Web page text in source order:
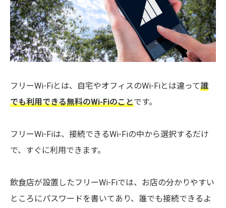
フリーWi-Fiとは、自宅やオフィスのWi-Fiとは違って誰
でも利用できる無料のWi-Fiのことです。
フリーWi-Fiは、接続できるWi-Fiの中から選択するだけ
で、すぐに利用できます。
飲食店が設置したフリーWi-Fiでは、お店の分かりやすい
ところにパスワードを書いてあり、誰でも接続できるよ